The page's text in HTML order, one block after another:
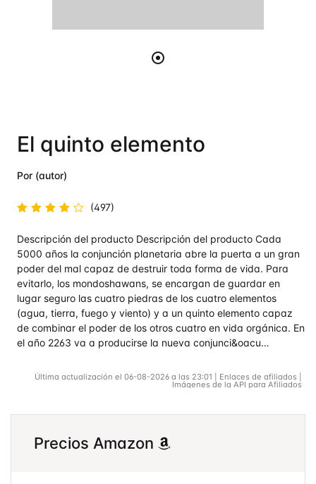
El quinto elemento
Por (autor)
en4.7de
5
(497)
Descripción del producto Descripción del producto Cada
5000 años la conjunción planetaria abre la puerta a un gran
poder del mal capaz de destruir toda forma de vida. Para
evitarlo, los mondoshawans, se encargan de guardar en
lugar seguro las cuatro piedras de los cuatro elementos
(agua, tierra, fuego y viento) y a un quinto elemento capaz
de combinar el poder de los otros cuatro en vida orgánica. En
el año 2263 va a producirse la nueva conjunci&oacu…
Última actualización el 06-08-2026 a las 23:01 | Enlaces de afiliados |
Imágenes de la API para Afiliados
Precios Amazon